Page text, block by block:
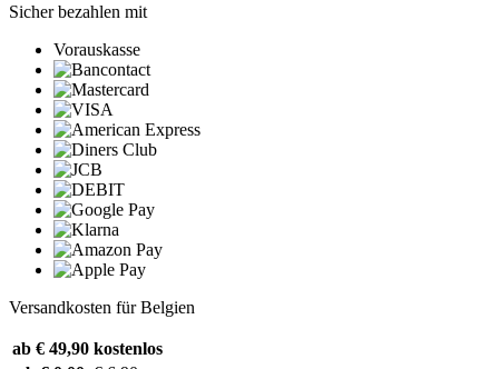
Sicher bezahlen mit
Vorauskasse
Versandkosten für Belgien
ab € 49,90 kostenlos